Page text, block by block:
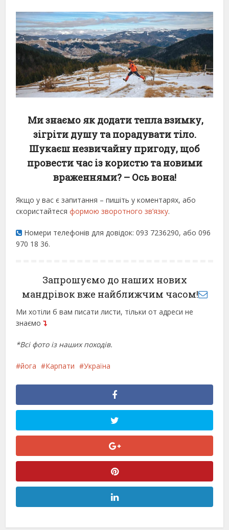
Ми знаємо як додати тепла взимку,
зігріти душу та порадувати тіло.
Шукаєш незвичайну пригоду, щоб
провести час із користю та новими
враженнями? – Ось вона!
Якщо у вас є запитання – пишіть у коментарях, або
скористайтесяформою зворотного зв’язку.
Номери телефонів для довідок: 093 7236290, або 096
970 18 36.
Запрошуємо до наших нових
мандрівок вже найближчим часом!
Ми хотіли б вам писати листи, тільки от адреси не
знаємо
*Всі фото із наших походів.
йога Карпати Україна